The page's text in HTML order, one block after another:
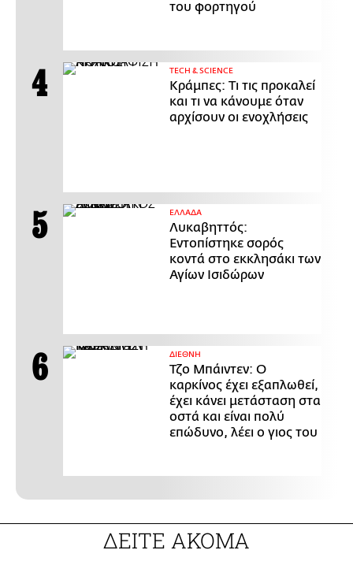
του φορτηγού
ΤECH & SCIENCE
Κράμπες: Τι τις προκαλεί
και τι να κάνουμε όταν
αρχίσουν οι ενοχλήσεις
ΕΛΛΑΔΑ
Λυκαβηττός:
Εντοπίστηκε σορός
κοντά στο εκκλησάκι των
Αγίων Ισιδώρων
ΔΙΕΘΝΗ
Τζο Μπάιντεν: Ο
καρκίνος έχει εξαπλωθεί,
έχει κάνει μετάσταση στα
οστά και είναι πολύ
επώδυνο, λέει ο γιος του
ΔΕΙΤΕ ΑΚΟΜΑ